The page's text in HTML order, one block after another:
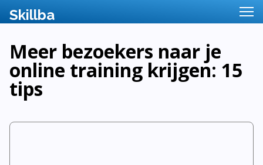
Meer bezoekers naar je
online training krijgen: 15
tips